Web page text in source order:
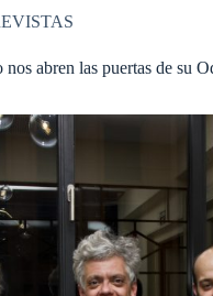
abren las puertas de su